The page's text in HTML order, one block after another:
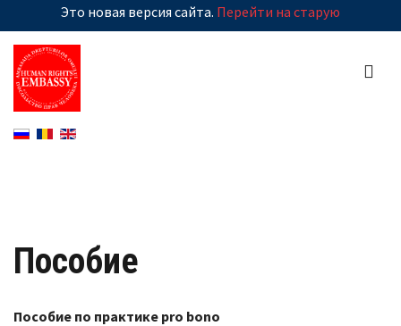
Это новая версия сайта. Перейти на старую
Пособие
Пособие по практике pro bono